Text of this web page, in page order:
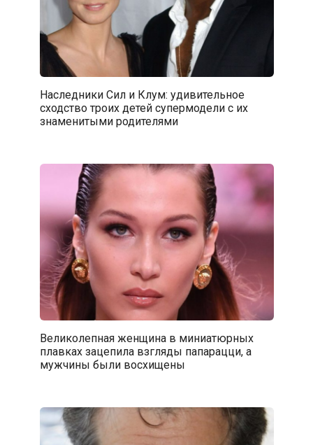
Наследники Сил и Клум: удивительное
сходство троих детей супермодели с их
знаменитыми родителями
Великолепная женщина в миниатюрных
плавках зацепила взгляды папарацци, а
мужчины были восхищены